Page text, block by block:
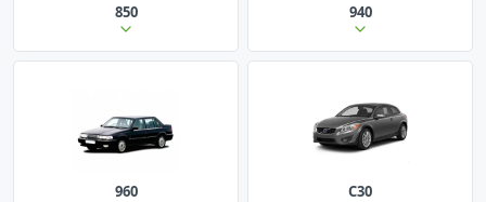
850 940
960 C30